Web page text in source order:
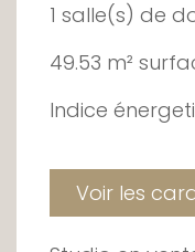
1 salle(s) de
49.53 m²
Indice
Voir les